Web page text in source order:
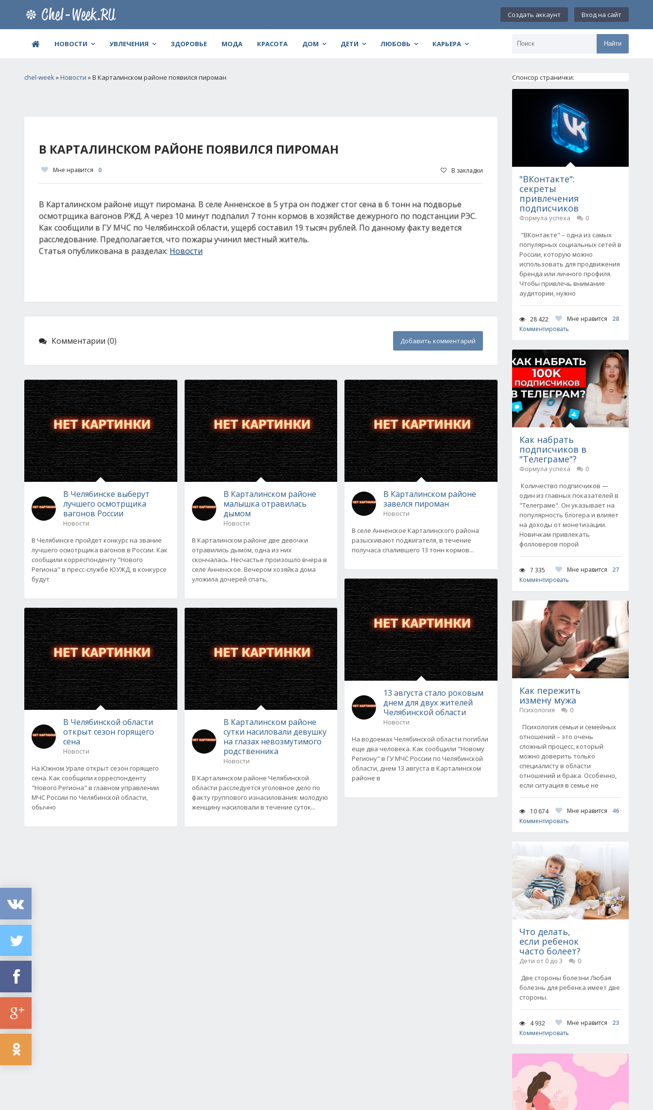
Создать аккаунт Вход на сайт
НОВОСТИ УВЛЕЧЕНИЯ ЗДОРОВЬЕ МОДА КРАСОТА ДОМ ДЕТИ ЛЮБОВЬ КАРЬЕРА Найти
chel-week»Новости » В Карталинском районе появился пироман
В КАРТАЛИНСКОМ РАЙОНЕ ПОЯВИЛСЯ ПИРОМАН
Мне нравится 0 В закладки
В Карталинском районе ищут пиромана. В селе Анненское в 5 утра он поджег стог сена в 6 тонн на подворье
осмотрщика вагонов РЖД. А через 10 минут подпалил 7 тонн кормов в хозяйстве дежурного по подстанции РЭС.
Как сообщили в ГУ МЧС по Челябинской области, ущерб составил 19 тысяч рублей. По данному факту ведется
расследование. Предполагается, что пожары учинил местный житель.
Статья опубликована в разделах: Новости
Комментарии (0) Добавить комментарий
В Челябинске выберут
лучшего осмотрщика
вагонов России
Новости
В Челябинске пройдет конкурс на звание
лучшего осмотрщика вагонов в России. Как
сообщили корреспонденту "Нового
Региона" в пресс-службе ЮУЖД, в конкурсе
будут
В Челябинской области
открыт сезон горящего
сена
Новости
На Южном Урале открыт сезон горящего
сена. Как сообщили корреспонденту
"Нового Региона" в главном управлении
МЧС России по Челябинской области,
обычно
В Карталинском районе
малышка отравилась
дымом
Новости
В Карталинском районе две девочки
отравились дымом, одна из них
скончалась. Несчастье произошло вчера в
селе Анненское. Вечером хозяйка дома
уложила дочерей спать,
В Карталинском районе
сутки насиловали девушку
на глазах невозмутимого
родственника
Новости
В Карталинском районе Челябинской
области расследуется уголовное дело по
факту группового изнасилования: молодую
женщину насиловали в течение суток...
В Карталинском районе
завелся пироман
Новости
В селе Анненское Карталинского района
разыскивают поджигателя, в течение
получаса спалившего 13 тонн кормов...
13 августа стало роковым
днем для двух жителей
Челябинской области
Новости
На водоемах Челябинской области погибли
еще два человека. Как сообщили "Новому
Региону" в ГУ МЧС России по Челябинской
области, днем 13 августа в Карталинском
районе в
Спонсор странички:
"ВКонтакте":
секреты
привлечения
подписчиков
Формула успеха
0
"ВКонтакте" – одна из самых
популярных социальных сетей в
России, которую можно
использовать для продвижения
бренда или личного профиля.
Чтобы привлечь внимание
аудитории, нужно
28 422 Мне нравится
28
Комментировать
Как набрать
подписчиков в
"Телеграме"?
Формула успеха
0
Количество подписчиков —
один из главных показателей в
"Телеграме". Он указывает на
популярность блогера и влияет
на доходы от монетизации.
Новичкам привлекать
фолловеров порой
7 335 Мне нравится
27
Комментировать
Как пережить
измену мужа
Психология
0
Психология семьи и семейных
отношений – это очень
сложный процесс, который
можно доверить только
специалисту в области
отношений и брака. Особенно,
если ситуация в семье не
10 674 Мне нравится
46
Комментировать
Что делать,
если ребенок
часто болеет?
Дети от 0 до 3
0
Две стороны болезни Любая
болезнь для ребенка имеет две
стороны.
4 932 Мне нравится
23
Комментировать